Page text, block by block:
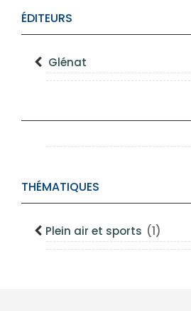
ÉDITEURS
Glénat
THÉMATIQUES
Plein air et sports (1)